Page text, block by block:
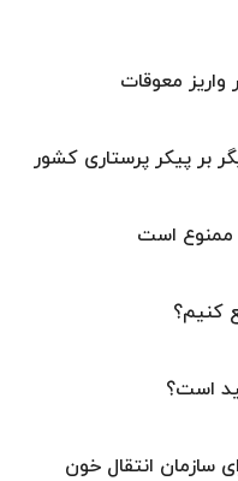
واریز معوقات
بر پیکر پرستاری کشور
ممنوع است
کنیم؟
است؟